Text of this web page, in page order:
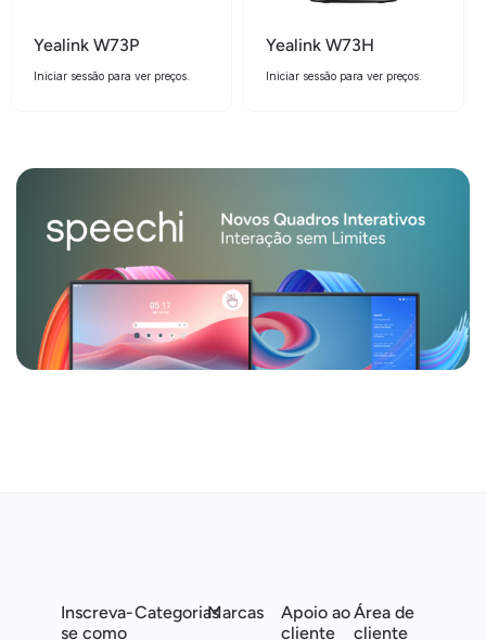
Yealink W73P
Iniciar sessão para ver preços.
Yealink W73H
Iniciar sessão para ver preços.
Inscreva-
se como
CategoriasMarcas
Apoio ao
cliente
Área de
cliente